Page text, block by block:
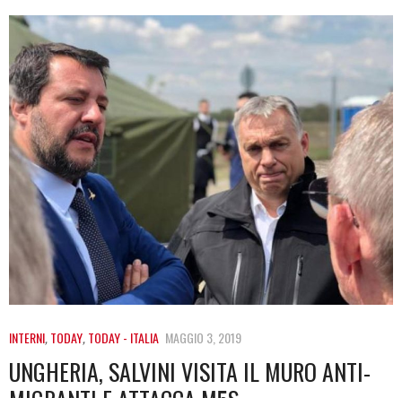
INTERNI,TODAY,TODAY - ITALIA MAGGIO 3, 2019
UNGHERIA, SALVINI VISITA IL MURO ANTI-